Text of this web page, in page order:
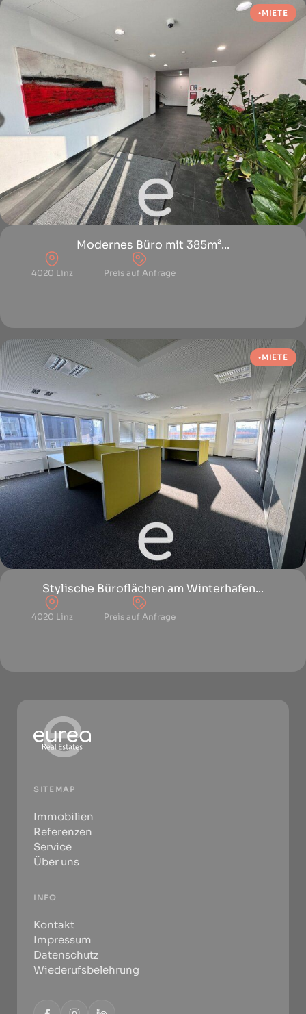
MIETE
Modernes Büro mit 385m²...
4020 Linz Preis auf Anfrage
MIETE
Stylische Büroflächen am Winterhafen...
4020 Linz Preis auf Anfrage
SITEMAP
Immobilien
Referenzen
Service
Über uns
INFO
Kontakt
Impressum
Datenschutz
Wiederufsbelehrung